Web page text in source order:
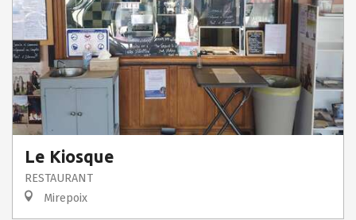
Le Kiosque
RESTAURANT
Mirepoix